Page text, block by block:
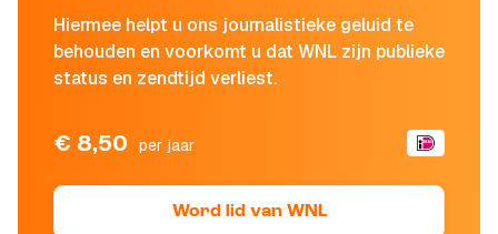
Hiermee helpt u ons journalistieke geluid te
behouden en voorkomt u dat WNL zijn publieke
status en zendtijd verliest.
€ 8,50 per jaar
Word lid van WNL